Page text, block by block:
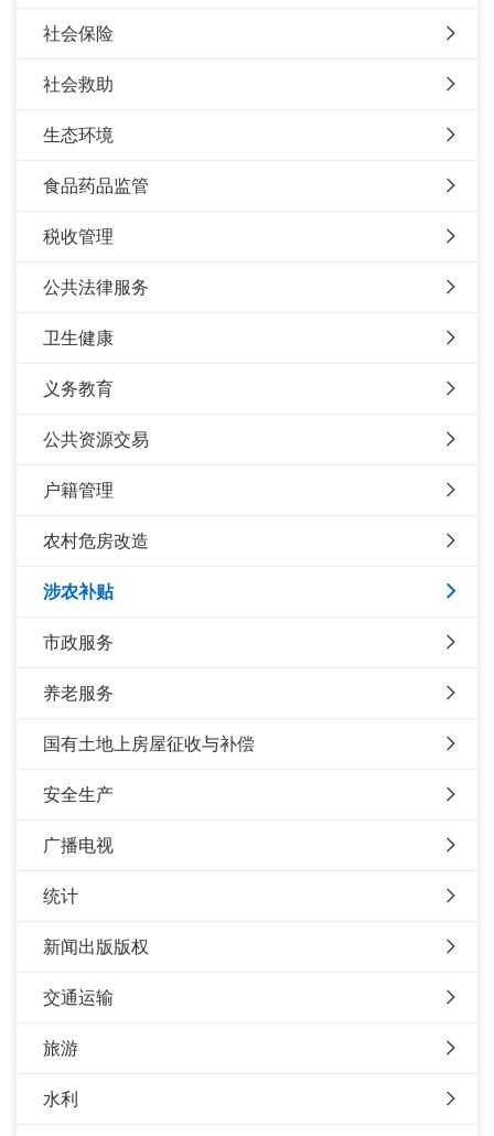
社会保险
社会救助
生态环境
食品药品监管
税收管理
公共法律服务
卫生健康
义务教育
公共资源交易
户籍管理
农村危房改造
涉农补贴
市政服务
养老服务
国有土地上房屋征收与补偿
安全生产
广播电视
统计
新闻出版版权
交通运输
旅游
水利